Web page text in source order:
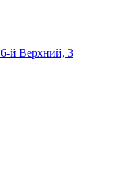
6-й Верхний, 3